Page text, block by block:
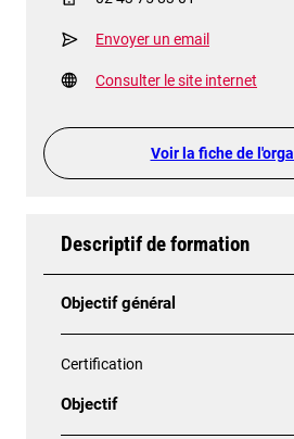
Envoyer un email
Consulter le site internet
Voir la fiche de
Descriptif de formation
Objectif général
Certification
Objectif